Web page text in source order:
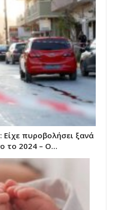
πυροβολήσει ξανά
το 2024 – Ο…